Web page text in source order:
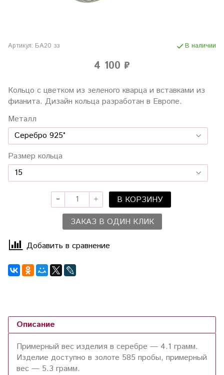
Артикул: БА20 зз В наличии
4 100 ₽
Кольцо с цветком из зеленого кварца и вставками из
фианита. Дизайн кольца разработан в Европе.
Металл
Размер кольца
В КОРЗИНУ
ЗАКАЗ В ОДИН КЛИК
Добавить в сравнение
Описание
Примерный вес изделия в серебре — 4.1 грамм.
Изделие доступно в золоте 585 пробы, примерный
вес — 5.3 грамм.